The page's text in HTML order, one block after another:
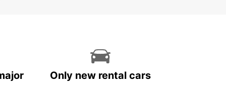
Only new rental cars